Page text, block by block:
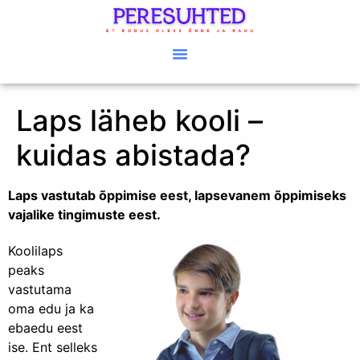
Laps läheb kooli –
kuidas abistada?
Laps vastutab õppimise eest, lapsevanem õppimiseks
vajalike tingimuste eest.
Koolilaps
peaks
vastutama
oma edu ja ka
ebaedu eest
ise. Ent selleks